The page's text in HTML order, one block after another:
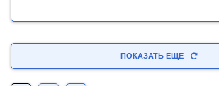
ПОКАЗАТЬ ЕЩЕ